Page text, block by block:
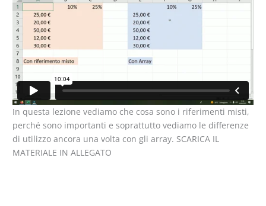
In questa lezione vediamo che cosa sono i riferimenti misti,
perché sono importanti e soprattutto vediamo le differenze
di utilizzo ancora una volta con gli array. SCARICA IL
MATERIALE IN ALLEGATO